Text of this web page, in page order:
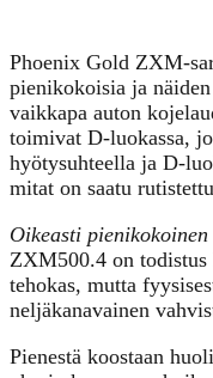
Phoenix Gold ZXM-
pienikokoisia ja
vaikkapa auton
toimivat D-luokassa,
hyötysuhteella ja D-
mitat on saatu
Oikeasti pienikokoinen
ZXM500.4 on todistus
tehokas, mutta
neljäkanavainen
Pienestä koostaan